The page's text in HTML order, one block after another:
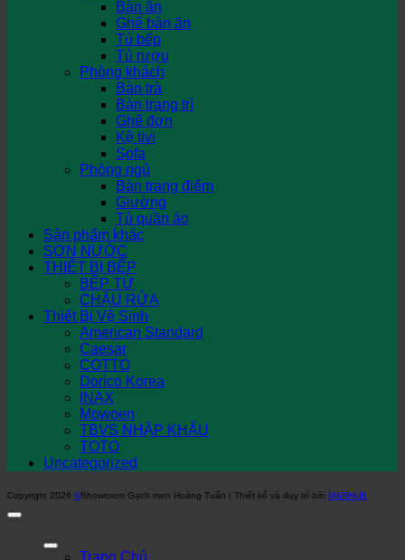
Bàn ăn
Ghế bàn ăn
Tủ bếp
Tủ rượu
Phòng khách
Bàn trà
Bàn trang trí
Ghế đơn
Kệ tivi
Sofa
Phòng ngủ
Bàn trang điểm
Giường
Tủ quần áo
Sản phẩm khác
SƠN NƯỚC
THIẾT BỊ BẾP
BẾP TỪ
CHẬU RỬA
Thiết Bị Vệ Sinh
American Standard
Caesar
COTTO
Dorico Korea
INAX
Mowoen
TBVS NHẬP KHẨU
TOTO
Uncategorized
Copyright 2026 ©Showroom Gạch men Hoàng Tuấn | Thiết kế và duy trì bởi MARHUB